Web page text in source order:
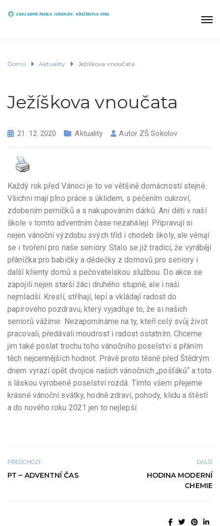
Domů Aktuality Ježíškova vnoučata
Ježíškova vnoučata
21. 12. 2020 Aktuality Autor ZŠ Sokolov
Každý rok před Vánoci je to ve většině domácností stejné.
Všichni mají plno práce s úklidem, s pečením cukroví,
zdobením perníčků a s nakupováním dárků. Ani děti v naší
škole v tomto adventním čase nezahálejí. Připravují si
nejen vánoční výzdobu svých tříd i chodeb školy, ale věnují
se i tvoření pro naše seniory. Stalo se již tradicí, že vyrábějí
přáníčka pro babičky a dědečky z domovů pro seniory i
další klienty domů s pečovatelskou službou. Do akce se
zapojili nejen starší žáci druhého stupně, ale i naši
nejmladší. Kreslí, stříhají, lepí a vkládají radost do
papírového pozdravu, který vyjadřuje to, že si našich
seniorů vážíme. Nezapomínáme na ty, kteří celý svůj život
pracovali, předávali moudrost i radost ostatním. Chceme
jim také poslat trochu toho vánočního poselství s přáním
těch nejcennějších hodnot. Právě proto těsně před Štědrým
dnem vyrazí opět dvojice našich vánočních „pošťáků“ a toto
s láskou vyrobené poselství rozdá. Tímto všem přejeme
krásné vánoční svátky, hodně zdraví, pohody, klidu a štěstí
a do nového roku 2021 jen to nejlepší.
PŘEDCHOZÍ
PT – ADVENTNÍ ČAS
DALŠÍ
HODINA MODERNÍ
CHEMIE